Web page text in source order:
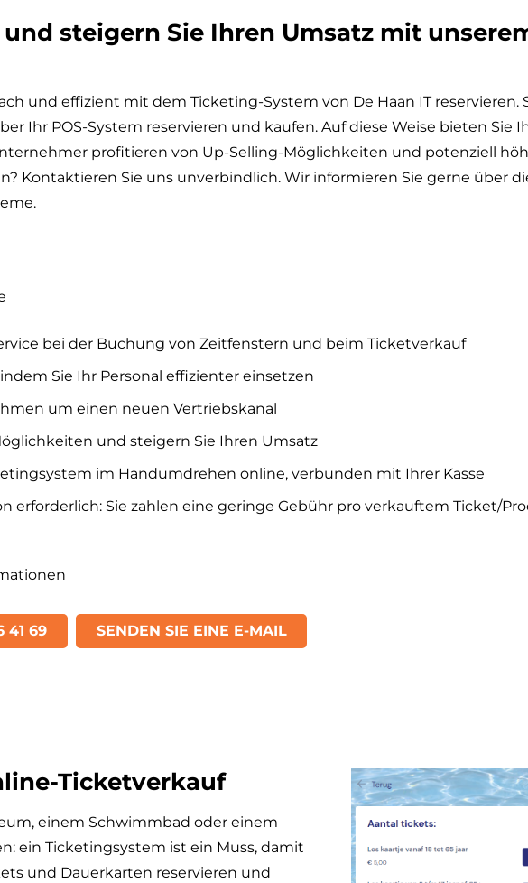
und steigern Sie Ihren Umsatz mit
und effizient mit dem Ticketing-System von De Haan IT
Ihr POS-System reservieren und kaufen. Auf diese Weise bieten Sie
profitieren von Up-Selling-Möglichkeiten und potenziell
Kontaktieren Sie uns unverbindlich. Wir informieren Sie gerne über
bei der Buchung von Zeitfenstern und beim Ticketverkauf
Sie Ihr Personal effizienter einsetzen
um einen neuen Vertriebskanal
und steigern Sie Ihren Umsatz
im Handumdrehen online, verbunden mit Ihrer Kasse
erforderlich: Sie zahlen eine geringe Gebühr pro verkauftem Ticket/
41 69 SENDEN SIE EINE E-MAIL
Ticketverkauf
einem Schwimmbad oder einem
ein Ticketingsystem ist ein Muss, damit
und Dauerkarten reservieren und